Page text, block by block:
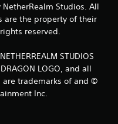
Studios. All
are the property of their
reserved.
STUDIOS
LOGO, and all
are trademarks of and ©
Inc.